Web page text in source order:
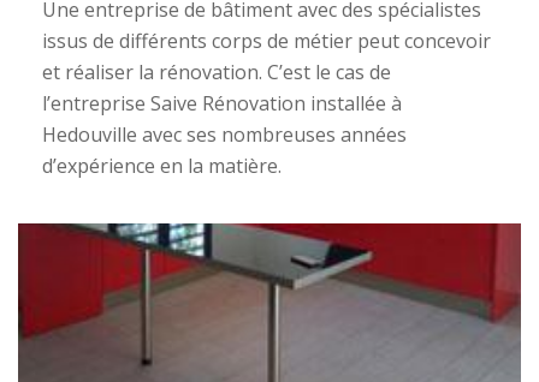
Une entreprise de bâtiment avec des spécialistes
issus de différents corps de métier peut concevoir
et réaliser la rénovation. C’est le cas de
l’entreprise Saive Rénovation installée à
Hedouville avec ses nombreuses années
d’expérience en la matière.